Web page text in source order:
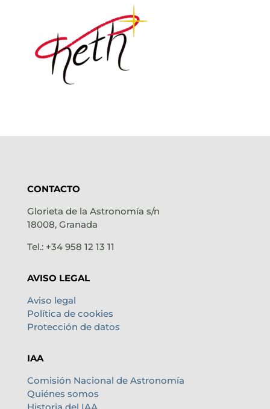
CONTACTO
Glorieta de la Astronomía s/n
18008, Granada
Tel.: +34 958 12 13 11
AVISO LEGAL
Aviso legal
Política de cookies
Protección de datos
IAA
Comisión Nacional de Astronomía
Quiénes somos